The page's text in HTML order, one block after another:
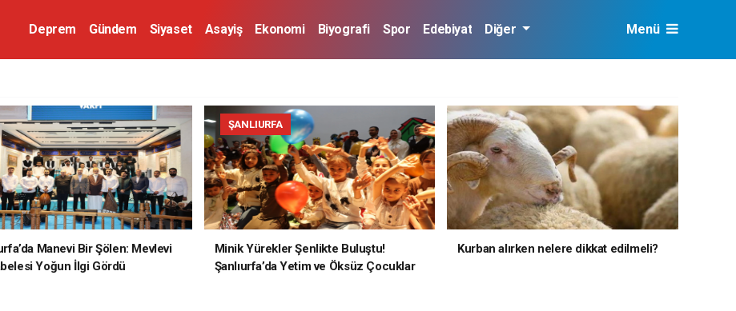
Deprem Gündem Siyaset Asayiş Ekonomi Biyografi Spor Edebiyat Diğer Menü
Manevi Bir Şölen: Mevlevi
Yoğun İlgi Gördü
ŞANLIURFA
Minik Yürekler Şenlikte Buluştu!
Şanlıurfa’da Yetim ve Öksüz Çocuklar
Kurban alırken nelere dikkat edilmeli?